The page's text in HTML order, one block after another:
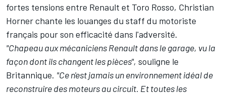
fortes tensions entre Renault et Toro Rosso, Christian
Horner chante les louanges du staff du motoriste
français pour son efficacité dans l'adversité.
"Chapeau aux mécaniciens Renault dans le garage, vu la
façon dont ils changent les pièces", souligne le
Britannique. "Ce n'est jamais un environnement idéal de
reconstruire des moteurs au circuit. Et toutes les